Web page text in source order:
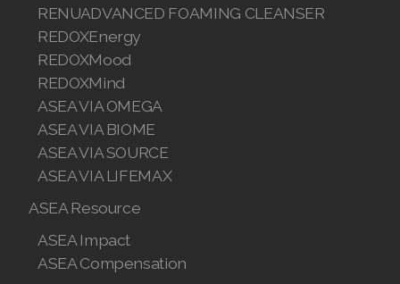
RENUADVANCED FOAMING CLEANSER
REDOXEnergy
REDOXMood
REDOXMind
ASEA VIA OMEGA
ASEA VIA BIOME
ASEA VIA SOURCE
ASEA VIA LIFEMAX
ASEA Resource
ASEA Impact
ASEA Compensation
Join ASEA Netherlands (Nederlands)
Join ASEA New Zealand (English)
Join ASEA Norway (Norsk)
Join ASEA Philippines (English)
Join ASEA Poland (English)
Join ASEA Romania (Română)